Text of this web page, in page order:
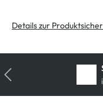
Details zur